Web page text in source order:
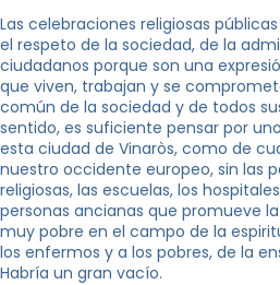
Las celebraciones religiosas
el respeto de la sociedad, de la
ciudadanos porque son una
que viven, trabajan y se
común de la sociedad y de todos
sentido, es suficiente pensar por
esta ciudad de Vinaròs, como de
nuestro occidente europeo, sin las
religiosas, las escuelas, los
personas ancianas que promueve
muy pobre en el campo de la
los enfermos y a los pobres, de la
Habría un gran vacío.